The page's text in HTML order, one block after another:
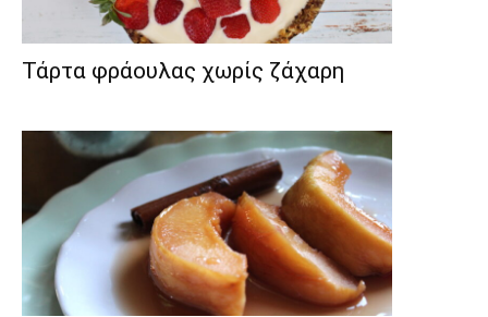
Τάρτα φράουλας χωρίς ζάχαρη